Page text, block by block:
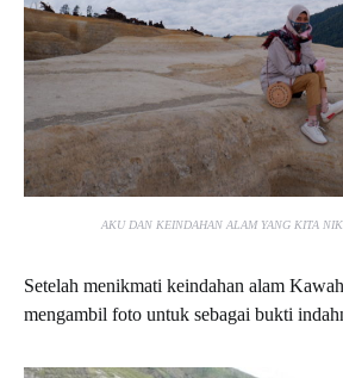
AKU DAN KEINDAHAN ALAM YANG KITA
Setelah menikmati keindahan alam
mengambil foto untuk sebagai bukti